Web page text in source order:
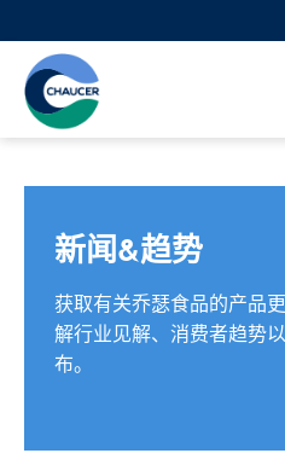
新闻&趋势
获取有关乔瑟食品的产品
解行业见解、消费者趋势
布。